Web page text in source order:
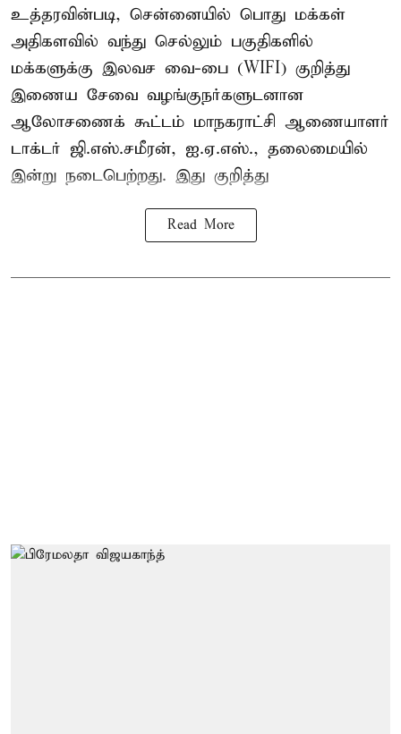
உத்தரவின்படி, சென்னையில் பொது மக்கள்
அதிகளவில் வந்து செல்லும் பகுதிகளில்
மக்களுக்கு இலவச வை-பை (WIFI) குறித்து
இணைய சேவை வழங்குநர்களுடனான
ஆலோசணைக் கூட்டம் மாநகராட்சி ஆணையாளர்
டாக்டர் ஜி.எஸ்.சமீரன், ஐ.ஏ.எஸ்., தலைமையில்
இன்று நடைபெற்றது. இது குறித்து
Read More